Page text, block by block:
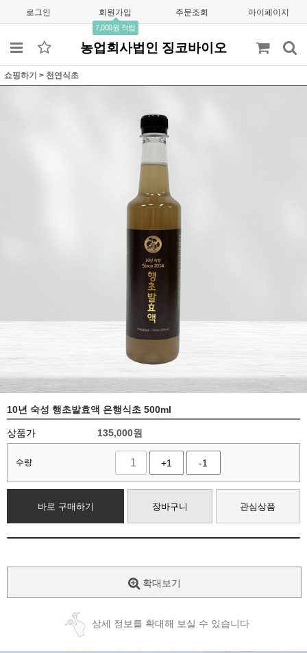
로그인 회원가입
7,000원 적립
주문조회 마이페이지
농업회사법인 징코바이오
쇼핑하기 > 천연식초
10년 숙성 행초발효액 은행식초 500ml
상품가 135,000원
수량 +1 -1
바로 구매하기 장바구니 관심상품
확대보기
상세 정보를 확대해 보실 수 있습니다